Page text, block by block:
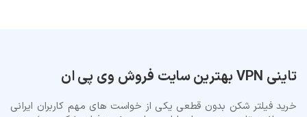
تاینی VPN بهترین سایت فروش وی پی ان
خرید فیلتر شکن بدون قطعی یکی از خواست های مهم کاربران ایرانی